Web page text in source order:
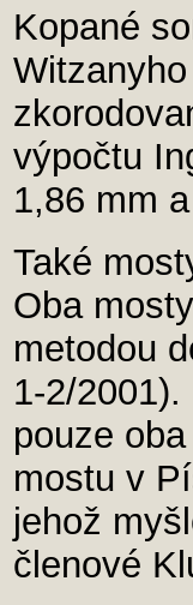
Kopané
výpočtu
1,86 mm
Také
Oba
metodou
1-2/
pouze
mostu v
jehož
členové